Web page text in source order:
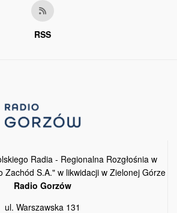
RSS
Radia - Regionalna Rozgłośnia w
Zachód S.A." w likwidacji w Zielonej Górze
Radio Gorzów
ul. Warszawska 131